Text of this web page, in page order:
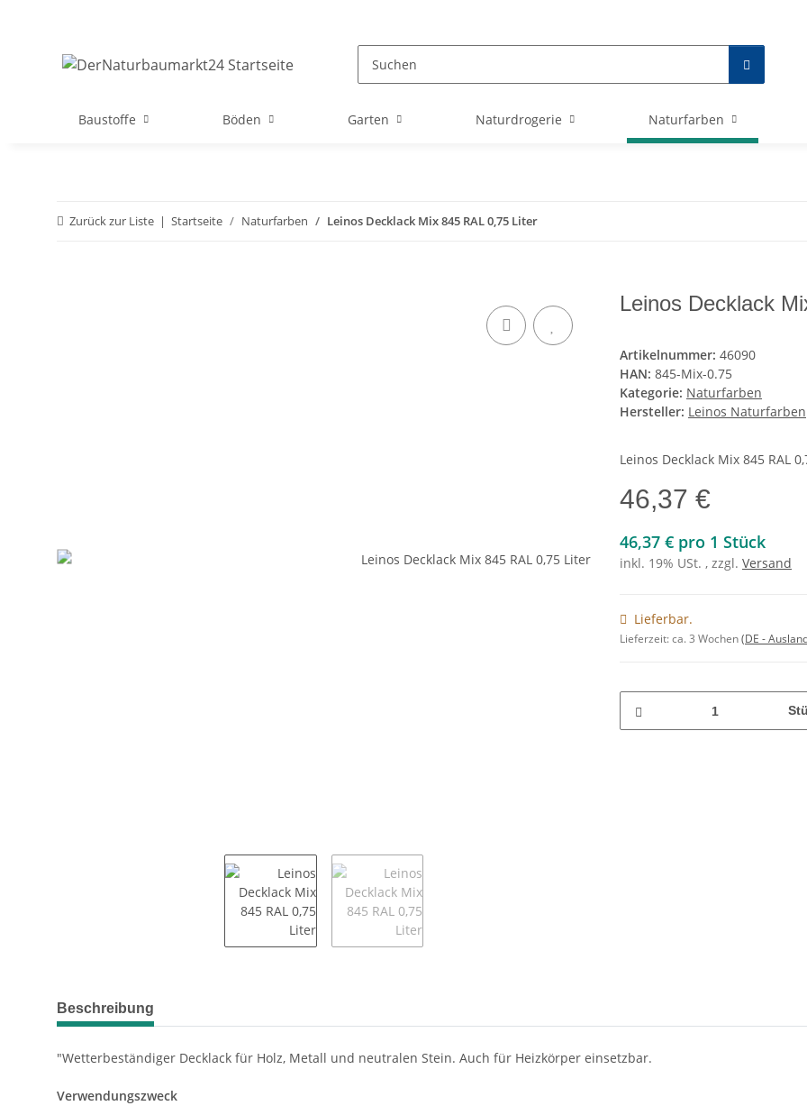
Baustoffe Böden Garten Naturdrogerie Naturfarben
Zurück zur Liste Startseite Naturfarben Leinos Decklack Mix 845 RAL 0,75 Liter
Leinos Decklack
Artikelnummer: 46090
HAN: 845-Mix-0.75
Kategorie: Naturfarben
Hersteller: Leinos Naturfarben
Leinos Decklack Mix 845 RAL
46,37 €
46,37 € pro 1 Stück
inkl. 19% USt. , zzgl. Versand
Lieferbar.
Lieferzeit:ca. 3 Wochen(DE -
weitere Registerkarten anzeigen
Beschreibung
"Wetterbeständiger Decklack für Holz, Metall und neutralen Stein. Auch für Heizkörper einsetzbar.
Verwendungszweck